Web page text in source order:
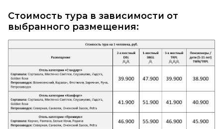
Стоимость тура в зависимости от
выбранного размещения: